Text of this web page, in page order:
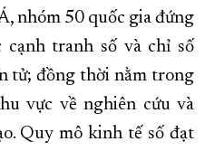
nhóm 50 quốc gia đứng
tranh số và chỉ số
tử; đồng thời nằm trong
vực về nghiên cứu và
Quy mô kinh tế số đạt